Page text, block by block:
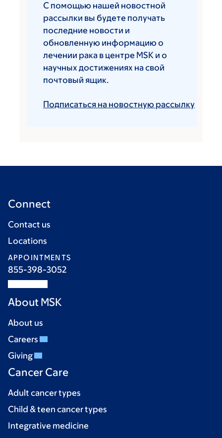
С помощью нашей новостной
рассылки вы будете получать
последние новости и
обновленную информацию о
лечении рака в центре MSK и о
научных достижениях на свой
почтовый ящик.
Подписаться на новостную рассылку
Connect
Contact us
Locations
APPOINTMENTS
855-398-3052
About MSK
About us
Careers
Giving
Cancer Care
Adult cancer types
Child & teen cancer types
Integrative medicine